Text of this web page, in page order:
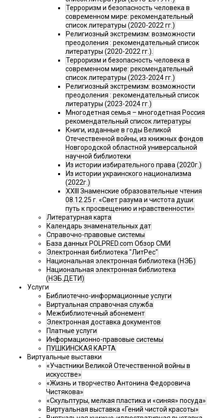
Терроризм и безопасность человека в
современном мире: рекомендательный
список литературы (2020-2022 гг.)
Религиозный экстремизм: возможности
преодоления : рекомендательный список
литературы (2020-2022 гг.).
Терроризм и безопасность человека в
современном мире: рекомендательный
список литературы (2023-2024 гг.)
Религиозный экстремизм: возможности
преодоления : рекомендательный список
литературы (2023-2024 гг.)
Многодетная семья – многодетная Россия
рекомендательный список литературы
Книги, изданные в годы Великой
Отечественной войны, из книжных фондов
Новгородской областной универсальной
научной библиотеки
Из истории избирательного права (2020г.)
Из истории украинского национализма
(2022г.)
XXIII Знаменские образовательные чтения
08.12.25 г. «Свет разума и чистота души:
путь к просвещению и нравственности»
Литературная карта
Календарь знаменательных дат
Справочно-правовые системы
База данных POLPRED.com Обзор СМИ
Электронная библиотека "ЛитРес"
Национальная электронная библиотека (НЭБ)
Национальная электронная библиотека
(НЭБ.ДЕТИ)
Услуги
Библиотечно-информационные услуги
Виртуальная справочная служба
Межбиблиотечный абонемент
Электронная доставка документов
Платные услуги
Информационно-правовые системы
ПУШКИНСКАЯ КАРТА
Виртуальные выставки
«Участники Великой Отечественной войны в
искусстве»
«Жизнь и творчество Антонина Федоровича
Чистякова»
«Скульптуры, мелкая пластика и «синяя» посуда»
Виртуальная выставка «Гений чистой красоты»